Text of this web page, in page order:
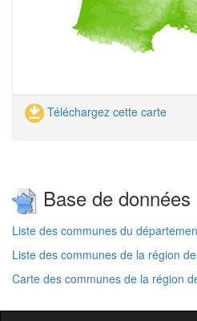
Téléchargez cette carte
Base de données
Liste des communes du
Liste des communes de la région
Carte des communes de la région